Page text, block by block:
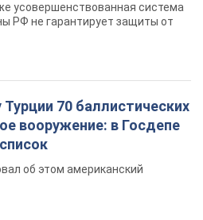
усовершенствованная система
РФ не гарантирует защиты от
70 баллистических
вооружение: в Госдепе
об этом американский